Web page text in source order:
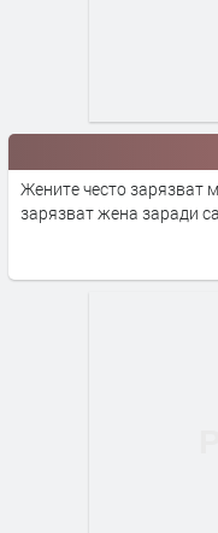
Жените често зарязват
зарязват жена заради